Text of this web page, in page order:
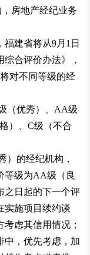
房地产经纪业务
建省将从9月1日
合评价办法》，
对不同等级的经
优秀）、AA级
）、C级（不合
的经纪机构，
等级为AA级（良
之日起的下一个评
实施项目续约谈
虑其信用情况；
中，优先考虑，加